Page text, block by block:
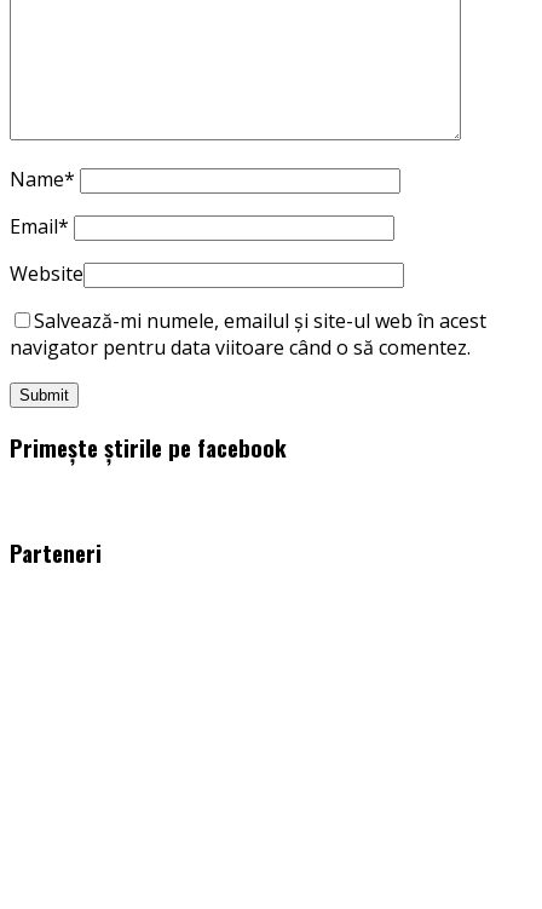
Name*
Email*
Website
Salvează-mi numele, emailul și site-ul web în acest
navigator pentru data viitoare când o să comentez.
Primește știrile pe facebook
Parteneri